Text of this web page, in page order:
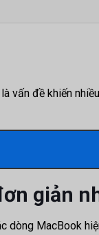
vấn đề khiến
giản
MacBook